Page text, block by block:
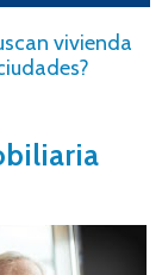
vivienda